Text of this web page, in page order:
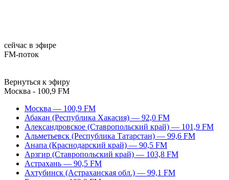
сейчас в эфире
FM-поток
Вернуться к эфиру
Москва - 100,9 FM
Москва — 100,9 FM
Абакан (Республика Хакасия) — 92,0 FM
Александровское (Ставропольский край) — 101,9 FM
Альметьевск (Республика Татарстан) — 99,6 FM
Анапа (Краснодарский край) — 90,5 FM
Арзгир (Ставропольский край) — 103,8 FM
Астрахань — 90,5 FM
Ахтубинск (Астраханская обл.) — 99,1 FM